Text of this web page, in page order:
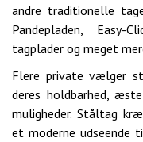
andre traditionelle
Pandepladen, Easy-
tagplader og meget
Flere private vælger
deres holdbarhed,
muligheder. Ståltag
et moderne udseende